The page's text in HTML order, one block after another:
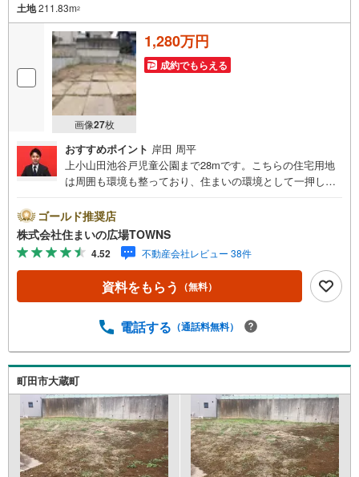
土地211.83m2
画像27枚
1,280万円
成約でもらえる
おすすめポイント 岸田 周平
上小山田池谷戸児童公園まで28mです。こちらの住宅用地
は周囲も環境も整っており、住まいの環境として一押しで
どの大規模な建物が立ちにくい第一種低層住居専用地域な
ので、将来も静かに生活することができますよ。土地面積
は211.83平米（公簿）でございます。【年中無休/9:00～21:
00】人気物件は特にお問い合わせが集中するため、お早め
にお電話下さい。「室内・現地を見学する」ボタンよりご
予約頂くとご見学がスムーズです。■その他、各種ご相談も
ミュレーション■住まいの広場TOWNSからお客様へ経験豊
させて頂きます！ /他社様掲載物件も併せてご紹介可能です
のでお気軽にお問い合わせ下さい♪駐車場もございますの
で、お車でのお越しも大歓迎です！
ゴールド推奨店
株式会社住まいの広場TOWNS
4.52 不動産会社レビュー 38件
資料をもらう （無料）
電話する （通話料無料）
町田市大蔵町